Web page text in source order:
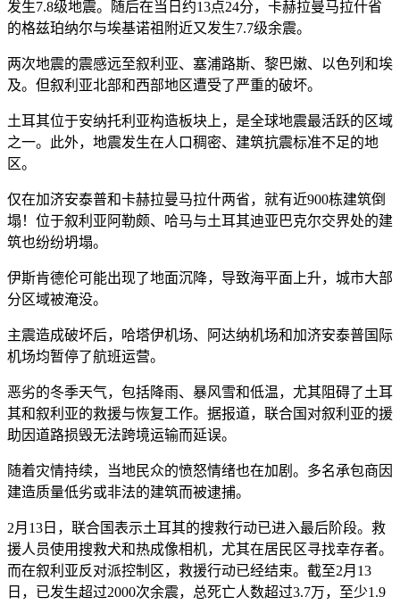
发生7.8级地震。随后在当日约13点24分，卡赫拉曼马拉什省
的格兹珀纳尔与埃基诺祖附近又发生7.7级余震。
两次地震的震感远至叙利亚、塞浦路斯、黎巴嫩、以色列和埃
及。但叙利亚北部和西部地区遭受了严重的破坏。
土耳其位于安纳托利亚构造板块上，是全球地震最活跃的区域
之一。此外，地震发生在人口稠密、建筑抗震标准不足的地
区。
仅在加济安泰普和卡赫拉曼马拉什两省，就有近900栋建筑倒
塌！位于叙利亚阿勒颇、哈马与土耳其迪亚巴克尔交界处的建
筑也纷纷坍塌。
伊斯肯德伦可能出现了地面沉降，导致海平面上升，城市大部
分区域被淹没。
主震造成破坏后，哈塔伊机场、阿达纳机场和加济安泰普国际
机场均暂停了航班运营。
恶劣的冬季天气，包括降雨、暴风雪和低温，尤其阻碍了土耳
其和叙利亚的救援与恢复工作。据报道，联合国对叙利亚的援
助因道路损毁无法跨境运输而延误。
随着灾情持续，当地民众的愤怒情绪也在加剧。多名承包商因
建造质量低劣或非法的建筑而被逮捕。
2月13日，联合国表示土耳其的搜救行动已进入最后阶段。救
援人员使用搜救犬和热成像相机，尤其在居民区寻找幸存者。
而在叙利亚反对派控制区，救援行动已经结束。截至2月13
日，已发生超过2000次余震，总死亡人数超过3.7万，至少1.9